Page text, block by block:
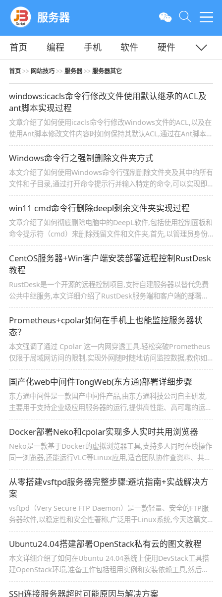
服务器
首页 编程 手机 软件
硬件
教程
平面 服务器
首页>> 网站技巧>> 服务器>> 服务器其它
windows:icacls命令行修改文件使用默认继承的ACL及
ant脚本实现过程
文章介绍了如何使用icacls命令行修改Windows文件的ACL,以及在
使用Ant脚本修改文件内容时如何保持其默认ACL,通过在Ant脚本中
调用icacls命令,可以解决修改文件内容后权限丢失的问题
Windows命令行之强制删除文件夹方式
本文介绍了如何使用Windows命令行强制删除文件夹及其中的所有
文件和子目录,通过打开命令提示行并输入特定的命令,可以实现即
使文件夹正在使用或存在只读文件也能强制删除的操作
win11 cmd命令行删除deepl剩余文件夹实现过程
文章介绍了如何彻底删除电脑中的DeepL软件,包括使用控制面板和
命令提示符（cmd）来删除残留文件和文件夹,首先,以管理员身份
运行cmd,然后运行特定命令来解除管理员限制,最后手动删除剩余
的文件夹
CentOS服务器+Win客户端安装部署远程控制RustDesk
教程
RustDesk是一个开源的远程控制项目,支持自建服务器以替代免费
公共中继服务,本文详细介绍了RustDesk服务端和客户端的部署方
法,包括在CentOS 7上部署服务端和Windows、Web客户端的安装
步骤,同时,还探讨了一些优化建议
Prometheus+cpolar如何在手机上也能监控服务器状
态？
本文强调了通过 Cpolar 这一内网穿透工具,轻松突破Prometheus
仅限于局域网访问的限制,实现外网随时随地访问监控数据,教你如
何把Prometheus监控面板“搬”到手机上,随时随地掌握服务器健康
状态_prometheus监控内网服务器
国产化web中间件TongWeb(东方通)部署详细步骤
东方通中间件是一款国产中间件产品,由东方通科技公司自主研发,
主要用于支持企业级应用服务器的运行,提供高性能、高可靠的运行
环境,这篇文章主要介绍了国产化web中间件TongWeb(东方通)部署
的相关资料,需要的朋友可以参考下,
Docker部署Neko和cpolar实现多人实时共用浏览器
Neko是一款基于Docker的虚拟浏览器工具,支持多人同时在线操作
同一浏览器,还能运行VLC等Linux应用,适合团队协作查资料、共同
浏览文档,或是在线教学时同步演示网页内容,本文教你在Linux系统
中用Docker轻松部署这个宝藏工具,并结合cpolar内网穿透技术实
现多人实时共用浏览器
从零搭建vsftpd服务器完整步骤:避坑指南+实战解决方
案
vsftpd（Very Secure FTP Daemon）是一款轻量、安全的FTP服
务器软件,以稳定性和安全性著称,广泛用于Linux系统,今天这篇文
章就带你从零开始搭建vsftpd服务器,感兴趣的朋友跟随小编一起看
看吧
Ubuntu24.04搭建部署OpenStack私有云的图文教程
本文详细介绍了如何在Ubuntu 24.04系统上使用DevStack工具搭
建OpenStack环境,准备工作包括租用实例和安装依赖工具,然后通
过修改软件源、安装Python开发包、下载并安装DevStack、配置
DevStack、开始安装以及解决常见问题等步骤,逐步完成了
SSH连接服务器超时可能原因与解决方案